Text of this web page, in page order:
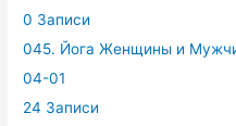
0 Записи
045. Йога Женщины и
04-01
24 Записи